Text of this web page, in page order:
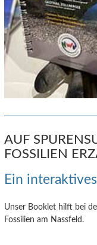
AUF
FOSSILIEN
Ein
Unser Booklet hilft bei
Fossilien am Nassfeld.